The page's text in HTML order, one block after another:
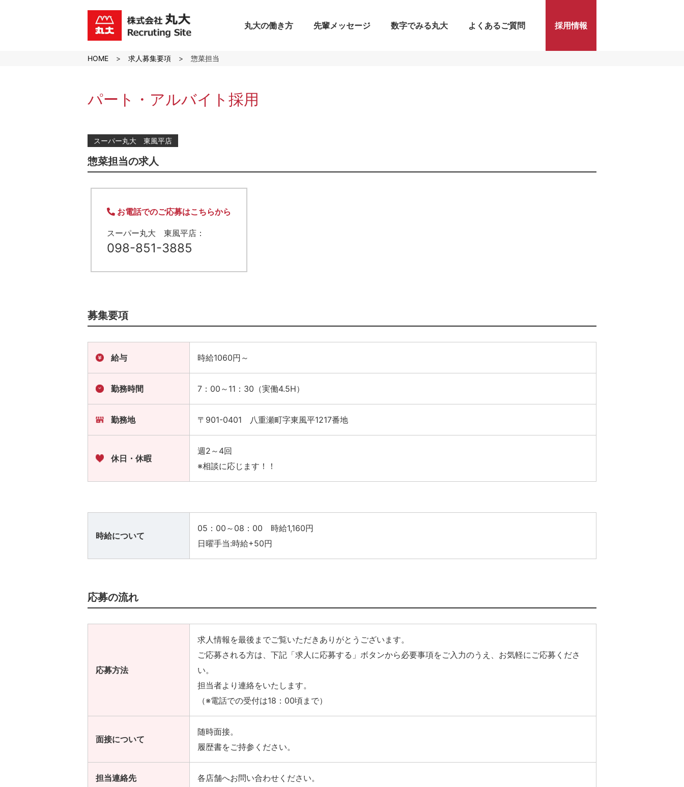
式会社丸大の求人採用サイト
丸大の働き方 先輩メッセージ 数字でみる丸大 よくあるご質問 採用情報
HOME 求人募集要項 惣菜担当
パート・アルバイト採用
スーパー丸大 東風平店
惣菜担当の求人
お電話でのご応募はこちらから
スーパー丸大 東風平店：
098-851-3885
募集要項
給与 時給1060円～
勤務時間 7：00～11：30（実働4.5H）
勤務地 〒901-0401 八重瀬町字東風平1217番地
休日・休暇
週2～4回
※相談に応じます！！
時給について
05：00～08：00 時給1,160円
日曜手当:時給+50円
応募の流れ
応募方法
求人情報を最後までご覧いただきありがとうございます。
ご応募される方は、下記「求人に応募する」ボタンから必要事項をご入力のうえ、お気軽にご応募くださ
い。
担当者より連絡をいたします。
（※電話での受付は18：00頃まで）
面接について
随時面接。
履歴書をご持参ください。
担当連絡先 各店舗へお問い合わせください。